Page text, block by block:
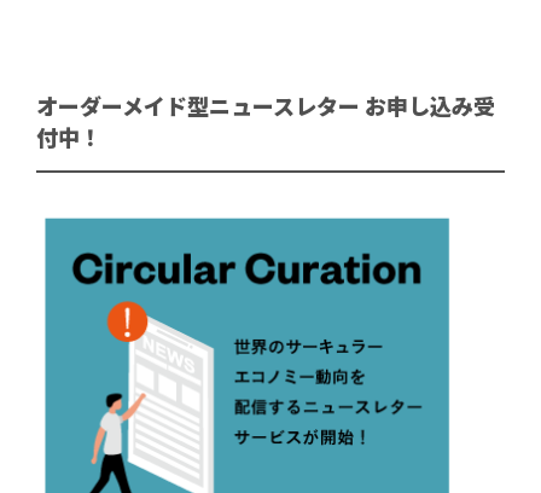
オーダーメイド型ニュースレター お申し込み受
付中！